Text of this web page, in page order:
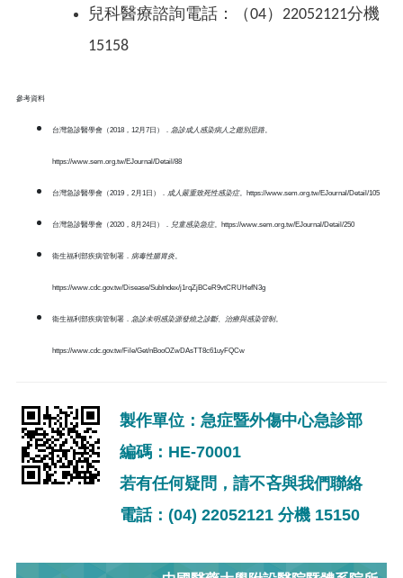
兒科醫療諮詢電話：（04）22052121分機
15158
參考資料
台灣急診醫學會（2018，12月7日）． 急診成人感染病人之鑑別思路。
https://www.sem.org.tw/EJournal/Detail/88
台灣急診醫學會（2019，2月1日）． 成人嚴重致死性感染症。https://www.sem.org.tw/EJournal/Detail/105
台灣急診醫學會（2020，8月24日）． 兒童感染急症。https://www.sem.org.tw/EJournal/Detail/250
衛生福利部疾病管制署． 病毒性腸胃炎。
https://www.cdc.gov.tw/Disease/SubIndex/j1rqZjBCeR9vtCRUHefN3g
衛生福利部疾病管制署． 急診未明感染源發燒之診斷、治療與感染管制。
https://www.cdc.gov.tw/File/Get/nBooOZwDAsTT8c61uyFQCw
製作單位：急症暨外傷中心急診部
編碼：HE-70001
若有任何疑問，請不吝與我們聯絡
電話：(04) 22052121 分機 15150